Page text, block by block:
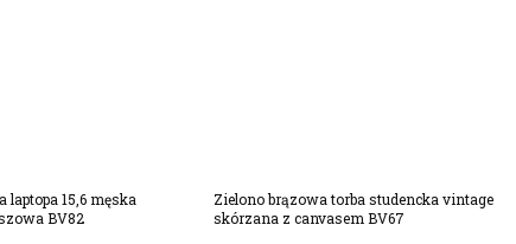
laptopa 15,6 męska
BV82
Zielono brązowa torba studencka vintage
skórzana z canvasem BV67